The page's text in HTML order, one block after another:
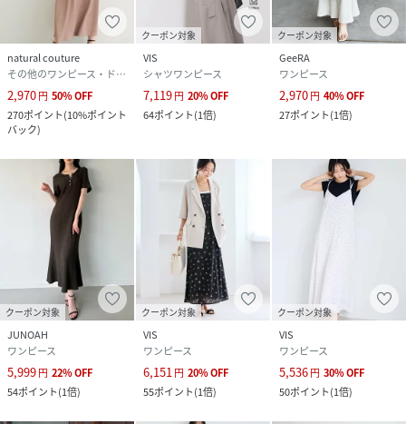
品番
SD1670_BVE16250
BVE16250-22-094 SD1670 )
natural couture
その他のワンピース・ドレス
2,970円 50%OFF
270ポイント(10%ポイント
バック)
クーポン対象
VIS
シャツワンピース
7,119円 20%OFF
64ポイント(1倍)
クーポン対象
GeeRA
ワンピース
2,970円 40%OFF
27ポイント(1倍)
クーポン対象
JUNOAH
ワンピース
5,999円 22%OFF
54ポイント(1倍)
クーポン対象
VIS
ワンピース
6,151 円 20%OFF
55ポイント(1倍)
クーポン対象
VIS
ワンピース
5,536円 30%OFF
50ポイント(1倍)